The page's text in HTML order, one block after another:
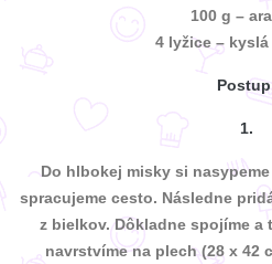
100 g –
4 lyžice –
1.
Do hlbokej misky si
spracujeme cesto. Následne
z bielkov. Dôkladne spojíme
navrstvíme na plech (28 x 42